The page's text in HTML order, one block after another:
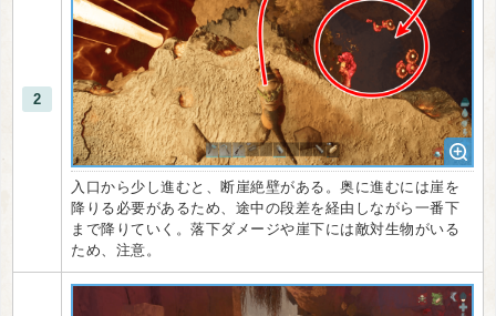
2
入口から少し進むと、断崖絶壁がある。奥に進むには崖を
降りる必要があるため、途中の段差を経由しながら一番下
まで降りていく。落下ダメージや崖下には敵対生物がいる
ため、注意。